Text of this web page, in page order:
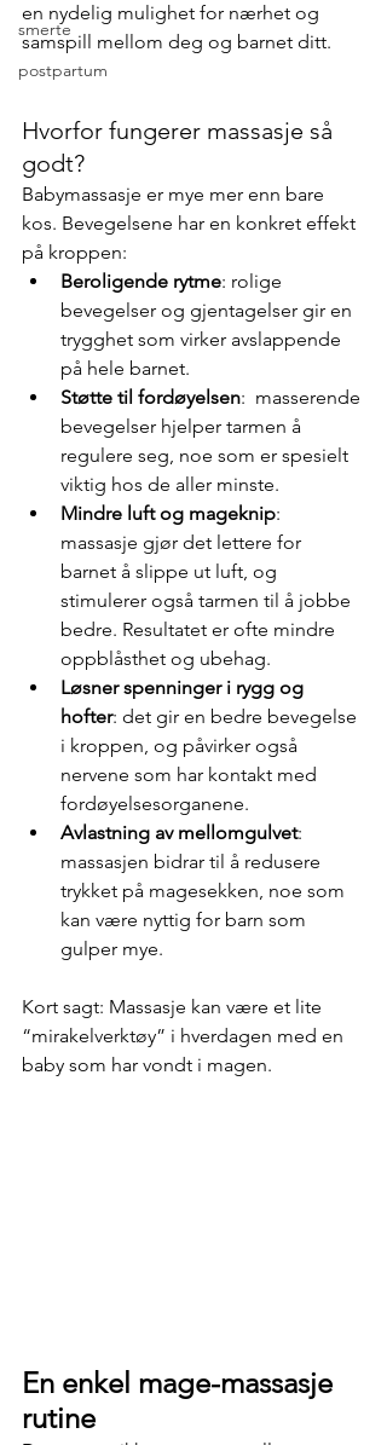
smerte
postpartum
en nydelig mulighet for nærhet og
samspill mellom deg og barnet ditt.
Hvorfor fungerer massasje så
godt?
Babymassasje er mye mer enn bare
kos. Bevegelsene har en konkret effekt
på kroppen:
Beroligende rytme: rolige
bevegelser og gjentagelser gir en
trygghet som virker avslappende
på hele barnet.
Støtte til fordøyelsen:  masserende
bevegelser hjelper tarmen å
regulere seg, noe som er spesielt
viktig hos de aller minste.
Mindre luft og mageknip:
massasje gjør det lettere for
barnet å slippe ut luft, og
stimulerer også tarmen til å jobbe
bedre. Resultatet er ofte mindre
oppblåsthet og ubehag.
Løsner spenninger i rygg og
hofter: det gir en bedre bevegelse
i kroppen, og påvirker også
nervene som har kontakt med
fordøyelsesorganene.
Avlastning av mellomgulvet:
massasjen bidrar til å redusere
trykket på magesekken, noe som
kan være nyttig for barn som
gulper mye.
Kort sagt: Massasje kan være et lite
“mirakelverktøy” i hverdagen med en
baby som har vondt i magen.
En enkel mage-massasje
rutine